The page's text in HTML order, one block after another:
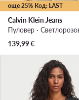
още 25% Код: LAST
Calvin Klein Jeans
139,99€